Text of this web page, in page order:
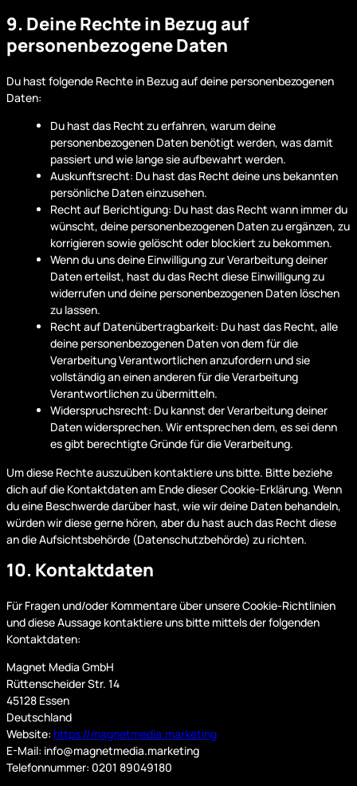
9. Deine Rechte in Bezug auf
personenbezogene Daten
Du hast folgende Rechte in Bezug auf deine personenbezogenen
Daten:
Du hast das Recht zu erfahren, warum deine
personenbezogenen Daten benötigt werden, was damit
passiert und wie lange sie aufbewahrt werden.
Auskunftsrecht: Du hast das Recht deine uns bekannten
persönliche Daten einzusehen.
Recht auf Berichtigung: Du hast das Recht wann immer du
wünscht, deine personenbezogenen Daten zu ergänzen, zu
korrigieren sowie gelöscht oder blockiert zu bekommen.
Wenn du uns deine Einwilligung zur Verarbeitung deiner
Daten erteilst, hast du das Recht diese Einwilligung zu
widerrufen und deine personenbezogenen Daten löschen
zu lassen.
Recht auf Datenübertragbarkeit: Du hast das Recht, alle
deine personenbezogenen Daten von dem für die
Verarbeitung Verantwortlichen anzufordern und sie
vollständig an einen anderen für die Verarbeitung
Verantwortlichen zu übermitteln.
Widerspruchsrecht: Du kannst der Verarbeitung deiner
Daten widersprechen. Wir entsprechen dem, es sei denn
es gibt berechtigte Gründe für die Verarbeitung.
Um diese Rechte auszuüben kontaktiere uns bitte. Bitte beziehe
dich auf die Kontaktdaten am Ende dieser Cookie-Erklärung. Wenn
du eine Beschwerde darüber hast, wie wir deine Daten behandeln,
würden wir diese gerne hören, aber du hast auch das Recht diese
an die Aufsichtsbehörde (Datenschutzbehörde) zu richten.
10. Kontaktdaten
Für Fragen und/oder Kommentare über unsere Cookie-Richtlinien
und diese Aussage kontaktiere uns bitte mittels der folgenden
Kontaktdaten:
Magnet Media GmbH
Rüttenscheider Str. 14
45128 Essen
Deutschland
Website: https://magnetmedia.marketing
E-Mail: info@magnetmedia.marketing
Telefonnummer: 0201 89049180